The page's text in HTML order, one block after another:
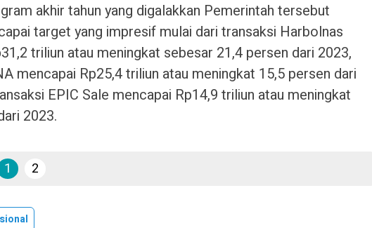
akhir tahun yang digalakkan Pemerintah tersebut
target yang impresif mulai dari transaksi Harbolnas
triliun atau meningkat sebesar 21,4 persen dari 2023,
mencapai Rp25,4 triliun atau meningkat 15,5 persen dari
EPIC Sale mencapai Rp14,9 triliun atau meningkat
2023.
1 2